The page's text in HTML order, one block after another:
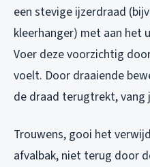
een stevige ijzerdraad
kleerhanger) met aan het
Voer deze voorzichtig
voelt. Door draaiende
de draad terugtrekt, vang
Trouwens, gooi het
afvalbak, niet terug door